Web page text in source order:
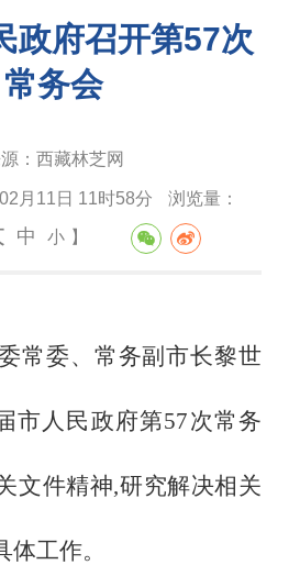
政府召开第57次
常务会
： 西藏林芝网
月11日 11时58分 浏览量：
中 小 】
常委、常务副市长黎世
市人民政府第57次常务
文件精神,研究解决相关
工作。